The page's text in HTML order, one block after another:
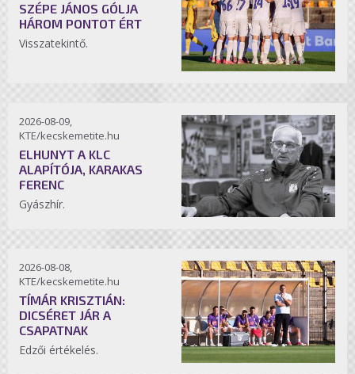
SZÉPE JÁNOS GÓLJA
HÁROM PONTOT ÉRT
Visszatekintő.
2026-08-09,
KTE/kecskemetite.hu
ELHUNYT A KLC
ALAPÍTÓJA, KARAKAS
FERENC
Gyászhír.
2026-08-08,
KTE/kecskemetite.hu
TÍMÁR KRISZTIÁN:
DICSÉRET JÁR A
CSAPATNAK
Edzői értékelés.